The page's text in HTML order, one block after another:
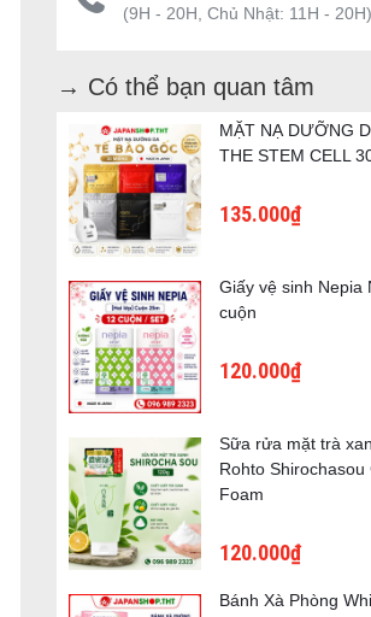
(9H - 20H, Chủ Nhật: 11H - 20H)
→ Có thể bạn quan tâm
MẶT NẠ DƯỠNG
THE STEM CELL
135.000₫
Giấy vệ sinh Nepia
cuộn
120.000₫
Sữa rửa mặt trà
Rohto Shirochasou
Foam
120.000₫
Bánh Xà Phòng